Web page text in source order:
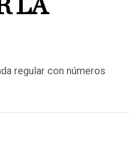
LA
regular con números